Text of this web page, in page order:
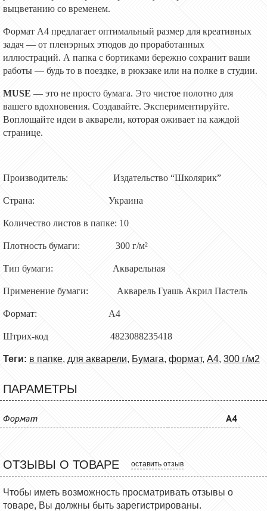
выцветанию со временем.
Формат A4 предлагает оптимальный размер для креативных
задач — от пленэрных этюдов до проработанных
иллюстраций. А папка с бортиками бережно сохранит ваши
работы — будь то в поездке, в рюкзаке или на полке в студии.
MUSE — это не просто бумага. Это чистое полотно для
вашего вдохновения. Создавайте. Экспериментируйте.
Воплощайте идеи в акварели, которая оживает на каждой
странице.
Производитель: Издательство “Школярик”
Страна: Украина
Количество листов в папке: 10
Плотность бумаги: 300 г/м²
Тип бумаги: Акварельная
Применение бумаги: Акварель Гуашь Акрил Пастель
Формат: А4
Штрих-код 4823088235418
Теги: в папке, для акварели, Бумага, формат, A4, 300 г/м2
ПАРАМЕТРЫ
Формат A4
ОТЗЫВЫ О ТОВАРЕ оставить отзыв
Чтобы иметь возможность просматривать отзывы о
товаре, Вы должны быть зарегистрированы.